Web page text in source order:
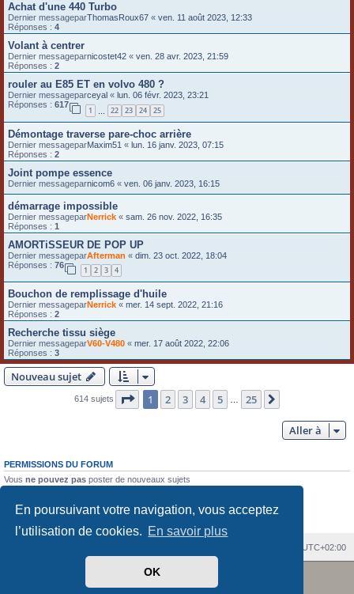
En poursuivant votre navigation, vous acceptez
l’utilisation de cookies. En savoir plus
OK
Achat d'une 440 Turbo
Dernier messageparThomasRoux67 « ven. 11 août 2023, 12:33
Réponses : 4
Volant à centrer
Dernier messageparnicostet42 « ven. 28 avr. 2023, 21:59
Réponses : 2
rouler au E85 ET en volvo 480 ?
Dernier messageparceyal « lun. 06 févr. 2023, 23:21
Réponses : 617
1 22 23 24 25
Démontage traverse pare-choc arrière
Dernier messageparMaxim51 « lun. 16 janv. 2023, 07:15
Réponses : 2
Joint pompe essence
Dernier messageparnicom6 « ven. 06 janv. 2023, 16:15
démarrage impossible
Dernier messageparNerrick « sam. 26 nov. 2022, 16:35
Réponses : 1
AMORTiSSEUR DE POP UP
Dernier messageparAfterman « dim. 23 oct. 2022, 18:04
Réponses : 76
1 2 3 4
Bouchon de remplissage d'huile
Dernier messageparNerrick « mer. 14 sept. 2022, 21:16
Réponses : 2
Recherche tissu siège
Dernier messageparV60-V480 « mer. 17 août 2022, 22:06
Réponses : 3
Nouveau sujet
614 sujets Page 1sur25
1 2 3 4 5 25
Aller à
PERMISSIONS DU FORUM
Vous ne pouvez pas poster de nouveaux sujets
Vousne pouvez passupprimer vos messages
UTC+02:00
Revolution style by
phpBB® Forum Software © phpBB Limited
Traduit parphpBB-fr.com